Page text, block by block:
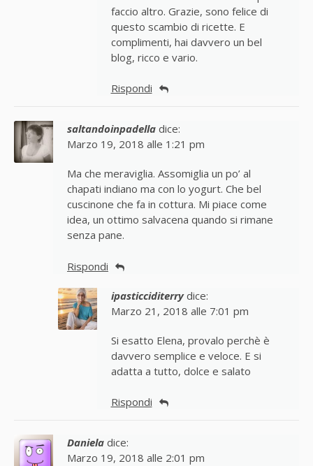
faccio altro. Grazie, sono felice di
questo scambio di ricette. E
complimenti, hai davvero un bel
blog, ricco e vario.
Rispondi
saltandoinpadella dice:
Marzo 19, 2018 alle 1:21 pm
Ma che meraviglia. Assomiglia un po’ al
chapati indiano ma con lo yogurt. Che bel
cuscinone che fa in cottura. Mi piace come
idea, un ottimo salvacena quando si rimane
senza pane.
Rispondi
ipasticciditerry dice:
Marzo 21, 2018 alle 7:01 pm
Si esatto Elena, provalo perchè è
davvero semplice e veloce. E si
adatta a tutto, dolce e salato
Rispondi
Daniela dice:
Marzo 19, 2018 alle 2:01 pm